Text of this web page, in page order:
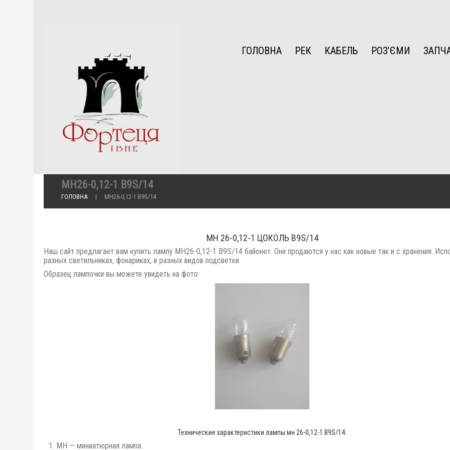
ГОЛОВНА РЕК КАБЕЛЬ РОЗ’ЄМИ
МН26-0,12-1 B9S/14
ГОЛОВНА МН26-0,12-1 B9S/14
МН 26-0,12-1 ЦОКОЛЬ B9S/14
Наш сайт предлагает вам купить лампу МН26-0,12-1 B9S/14 байонет. Они продаются у нас как новые так и с хранения.
разных светильниках, фонариках, в разных видов подсветки.
Образец лампочки вы можете увидеть на фото.
Технические характеристики лампы мн 26-0,12-1 B9S/14.
МН — миниатюрная лампа.